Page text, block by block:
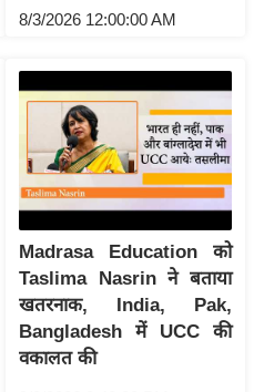
8/3/2026 12:00:00 AM
Madrasa Education को
Taslima Nasrin ने बताया
खतरनाक, India, Pak,
Bangladesh में UCC की
वकालत की